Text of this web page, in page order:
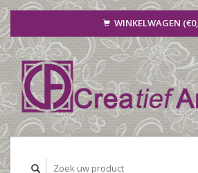
WINKELWAGEN